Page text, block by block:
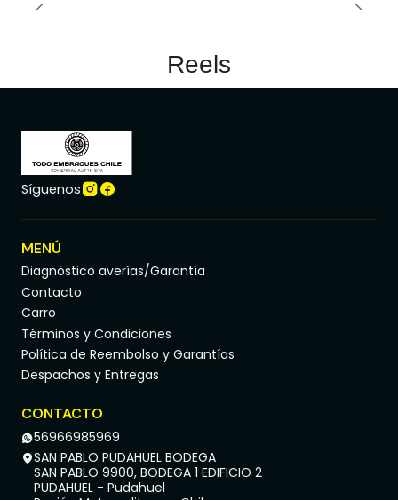
Reels
Síguenos
MENÚ
Diagnóstico averías/Garantía
Contacto
Carro
Términos y Condiciones
Política de Reembolso y Garantías
Despachos y Entregas
CONTACTO
56966985969
SAN PABLO PUDAHUEL BODEGA
SAN PABLO 9900, BODEGA 1 EDIFICIO 2
PUDAHUEL - Pudahuel